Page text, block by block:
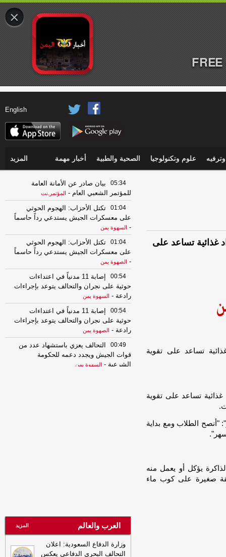
English
علوم وتكنولوجيا الصحية والطبية أخبار مهمة المزيد
طبيب سعودي يكشف عن 3 مواد غذائية تساعد على
سعودي يكشف عن 3 مواد غذائية تساعد على تقوية
تساعد على تقوية
"أنصح الطلاب ومع بداية
يؤكل أو يعمل منه
صغيرة على كوب ماء
05:34
بيان صادر عن الأمانة العامة
للمؤتمر الشعبي العام - المؤتمر.نت
01:04
تكتل الأحزاب: الهجوم الحوثي
على معسكرات الجيش يستدعي رداً حاسماً
-
السهوة يمن
01:04
تكتل الأحزاب: الهجوم الحوثي
على معسكرات الجيش يستدعي رداً حاسماً
-
الصهوة يمن
00:54
إصابة 11 مدنياً في اعتداءات
حوثية على نجران والتحالف يتوعد بإجراءات
رادعة - السهوة يمن
00:54
إصابة 11 مدنياً في اعتداءات
حوثية على نجران والتحالف يتوعد بإجراءات
رادعة - الصهوة يمن
00:49
التحالف يعزي باستشهاد عدد من
قوات الجيش ويجدد دعمه للحكومة
الشرعية - السهوة يمن
21:53
مشايخ قبائل عبيدة يجددون
تأييدهم للدولة ويعلنون دعم تحركات وزارة
الدفاع في مأرب وحضرموت ويرفضون بياناً
منسوباً للقبيلة-مأرب برس
العرب والعالم المزيد
وزارة الدفاع السعودية: اعلان
التحالف البحري الدفاعي يعكس
×